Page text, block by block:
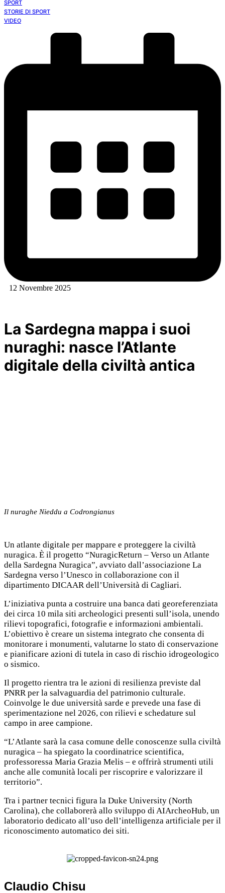
SPORT
STORIE DI SPORT
VIDEO
12 Novembre 2025
La Sardegna mappa i suoi
nuraghi: nasce l’Atlante
digitale della civiltà antica
Il nuraghe Nieddu a Codrongianus
Un atlante digitale per mappare e proteggere la civiltà
nuragica. È il progetto “NuragicReturn – Verso un Atlante
della Sardegna Nuragica”, avviato dall’associazione La
Sardegna verso l’Unesco in collaborazione con il
dipartimento DICAAR dell’Università di Cagliari.
L’iniziativa punta a costruire una banca dati georeferenziata
dei circa 10 mila siti archeologici presenti sull’isola, unendo
rilievi topografici, fotografie e informazioni ambientali.
L’obiettivo è creare un sistema integrato che consenta di
monitorare i monumenti, valutarne lo stato di conservazione
e pianificare azioni di tutela in caso di rischio idrogeologico
o sismico.
Il progetto rientra tra le azioni di resilienza previste dal
PNRR per la salvaguardia del patrimonio culturale.
Coinvolge le due università sarde e prevede una fase di
sperimentazione nel 2026, con rilievi e schedature sul
campo in aree campione.
“L’Atlante sarà la casa comune delle conoscenze sulla civiltà
nuragica – ha spiegato la coordinatrice scientifica,
professoressa Maria Grazia Melis – e offrirà strumenti utili
anche alle comunità locali per riscoprire e valorizzare il
territorio”.
Tra i partner tecnici figura la Duke University (North
Carolina), che collaborerà allo sviluppo di AIArcheoHub, un
laboratorio dedicato all’uso dell’intelligenza artificiale per il
riconoscimento automatico dei siti.
Claudio Chisu